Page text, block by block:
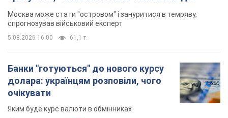
Москва може стати "островом" і зануритися в темряву,
спрогнозував військовий експерт
5.08.2026 16:00 61,1 т.
Банки "готуються" до нового курсу
долара: українцям розповіли, чого
очікувати
Яким буде курс валюти в обмінниках